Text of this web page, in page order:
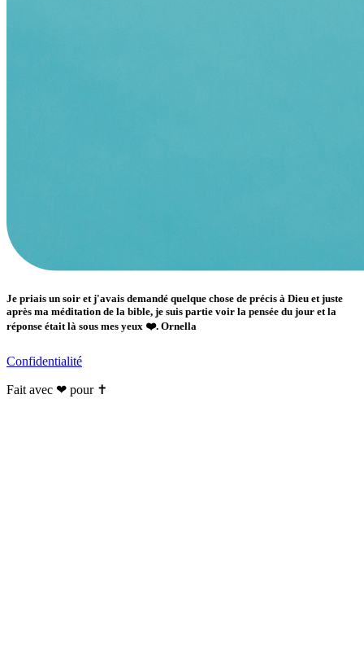
Je priais un soir et j'avais demandé quelque chose de précis à Dieu et juste
après ma méditation de la bible, je suis partie voir la pensée du jour et la
réponse était là sous mes yeux ❤️. Ornella
Confidentialité
Fait avec ❤ pour ✝️️